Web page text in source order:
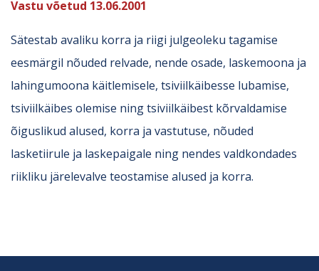
Vastu võetud 13.06.2001
Sätestab avaliku korra ja riigi julgeoleku tagamise
eesmärgil nõuded relvade, nende osade, laskemoona ja
lahingumoona käitlemisele, tsiviilkäibesse lubamise,
tsiviilkäibes olemise ning tsiviilkäibest kõrvaldamise
õiguslikud alused, korra ja vastutuse, nõuded
lasketiirule ja laskepaigale ning nendes valdkondades
riikliku järelevalve teostamise alused ja korra.